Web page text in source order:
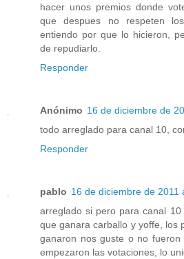
hacer unos premios donde
que despues no respeten
entiendo por que lo hicieron,
de repudiarlo.
Responder
Anónimo 16 de diciembre de
todo arreglado para canal 10,
Responder
pablo 16 de diciembre de 2011
arreglado si pero para canal
que ganara carballo y yoffe, los
ganaron nos guste o no
empezaron las votaciones, lo